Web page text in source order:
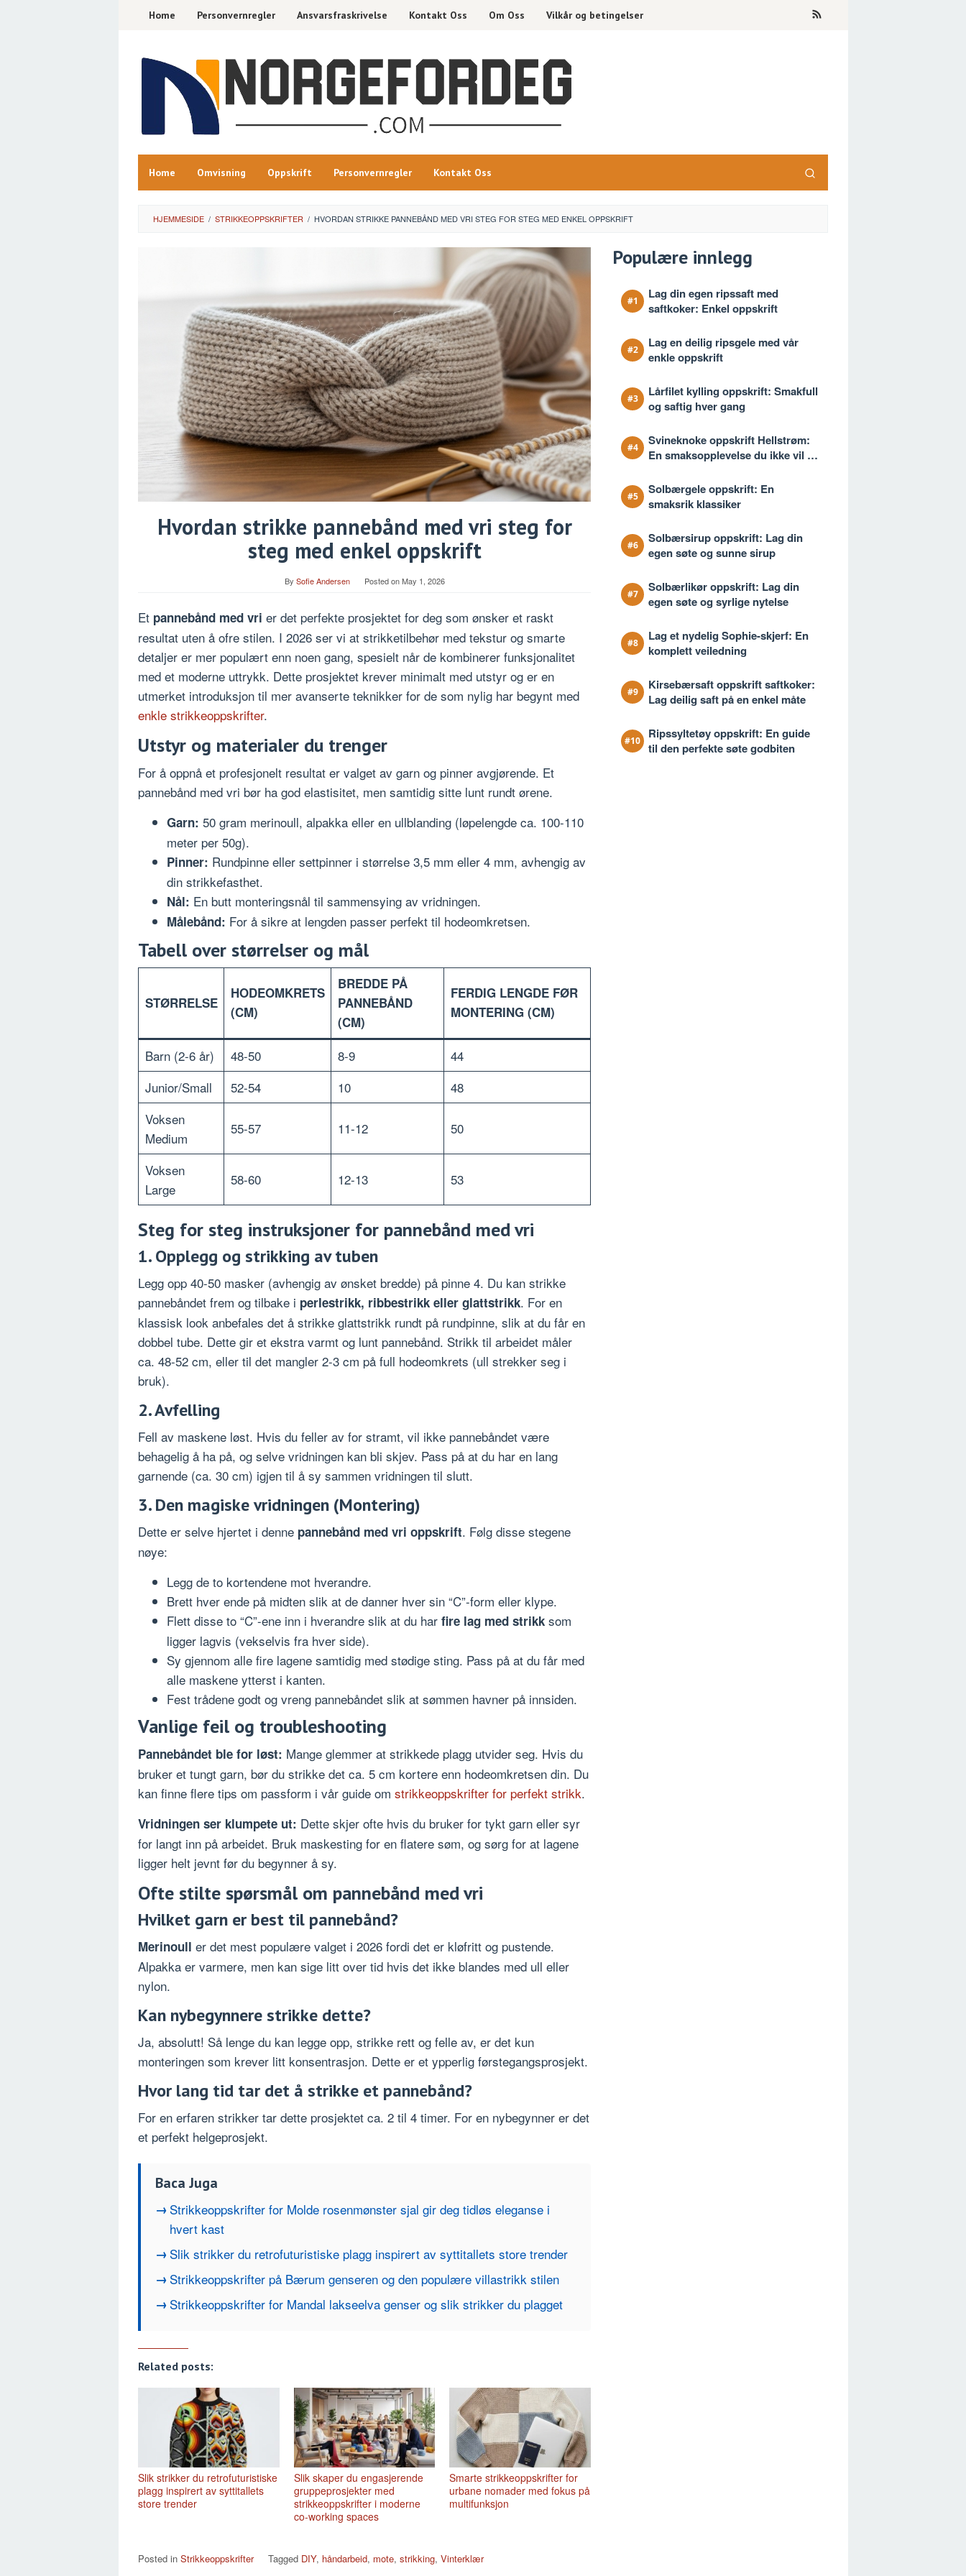
Home Personvernregler Ansvarsfraskrivelse Kontakt Oss Om Oss Vilkår og betingelser
Home Omvisning Oppskrift Personvernregler Kontakt Oss
HJEMMESIDE / STRIKKEOPPSKRIFTER / HVORDAN STRIKKE PANNEBÅND MED VRI STEG FOR STEG MED ENKEL OPPSKRIFT
Hvordan strikke pannebånd med vri steg for
steg med enkel oppskrift
By Sofie Andersen Posted onMay 1, 2026
Et pannebånd med vri er det perfekte prosjektet for deg som ønsker et raskt
resultat uten å ofre stilen. I 2026 ser vi at strikketilbehør med tekstur og smarte
detaljer er mer populært enn noen gang, spesielt når de kombinerer funksjonalitet
med et moderne uttrykk. Dette prosjektet krever minimalt med utstyr og er en
utmerket introduksjon til mer avanserte teknikker for de som nylig har begynt med
enkle strikkeoppskrifter.
Utstyr og materialer du trenger
For å oppnå et profesjonelt resultat er valget av garn og pinner avgjørende. Et
pannebånd med vri bør ha god elastisitet, men samtidig sitte lunt rundt ørene.
Garn: 50 gram merinoull, alpakka eller en ullblanding (løpelengde ca. 100-110
meter per 50g).
Pinner: Rundpinne eller settpinner i størrelse 3,5 mm eller 4 mm, avhengig av
din strikkefasthet.
Nål: En butt monteringsnål til sammensying av vridningen.
Målebånd: For å sikre at lengden passer perfekt til hodeomkretsen.
Tabell over størrelser og mål
STØRRELSE
HODEOMKRETS
(CM)
BREDDE PÅ
PANNEBÅND
(CM)
FERDIG LENGDE FØR
MONTERING (CM)
Barn (2-6 år) 48-50 8-9
44
Junior/Small
52-54 10
48
Voksen
Medium
55-57 11-12 50
Voksen
Large
58-60 12-13 53
Steg for steg instruksjoner for pannebånd med vri
1. Opplegg og strikking av tuben
Legg opp 40-50 masker (avhengig av ønsket bredde) på pinne 4. Du kan strikke
pannebåndet frem og tilbake i perlestrikk, ribbestrikk eller glattstrikk. For en
klassisk look anbefales det å strikke glattstrikk rundt på rundpinne, slik at du får en
dobbel tube. Dette gir et ekstra varmt og lunt pannebånd. Strikk til arbeidet måler
ca. 48-52 cm, eller til det mangler 2-3 cm på full hodeomkrets (ull strekker seg i
bruk).
2. Avfelling
Fell av maskene løst. Hvis du feller av for stramt, vil ikke pannebåndet være
behagelig å ha på, og selve vridningen kan bli skjev. Pass på at du har en lang
garnende (ca. 30 cm) igjen til å sy sammen vridningen til slutt.
3. Den magiske vridningen (Montering)
Dette er selve hjertet i denne pannebånd med vri oppskrift. Følg disse stegene
nøye:
Legg de to kortendene mot hverandre.
Brett hver ende på midten slik at de danner hver sin “C”-form eller klype.
Flett disse to “C”-ene inn i hverandre slik at du har fire lag med strikk som
ligger lagvis (vekselvis fra hver side).
Sy gjennom alle fire lagene samtidig med stødige sting. Pass på at du får med
alle maskene ytterst i kanten.
Fest trådene godt og vreng pannebåndet slik at sømmen havner på innsiden.
Vanlige feil og troubleshooting
Pannebåndet ble for løst: Mange glemmer at strikkede plagg utvider seg. Hvis du
bruker et tungt garn, bør du strikke det ca. 5 cm kortere enn hodeomkretsen din. Du
kan finne flere tips om passform i vår guide om strikkeoppskrifter for perfekt strikk.
Vridningen ser klumpete ut: Dette skjer ofte hvis du bruker for tykt garn eller syr
for langt inn på arbeidet. Bruk maskesting for en flatere søm, og sørg for at lagene
ligger helt jevnt før du begynner å sy.
Ofte stilte spørsmål om pannebånd med vri
Hvilket garn er best til pannebånd?
Merinoull er det mest populære valget i 2026 fordi det er kløfritt og pustende.
Alpakka er varmere, men kan sige litt over tid hvis det ikke blandes med ull eller
nylon.
Kan nybegynnere strikke dette?
Ja, absolutt! Så lenge du kan legge opp, strikke rett og felle av, er det kun
monteringen som krever litt konsentrasjon. Dette er et ypperlig førstegangsprosjekt.
Hvor lang tid tar det å strikke et pannebånd?
For en erfaren strikker tar dette prosjektet ca. 2 til 4 timer. For en nybegynner er det
et perfekt helgeprosjekt.
Baca Juga
Strikkeoppskrifter for Molde rosenmønster sjal gir deg tidløs eleganse i
hvert kast
Slik strikker du retrofuturistiske plagg inspirert av syttitallets store trender
Strikkeoppskrifter på Bærum genseren og den populære villastrikk stilen
Strikkeoppskrifter for Mandal lakseelva genser og slik strikker du plagget
Related posts:
Slik strikker du retrofuturistiske
plagg inspirert av syttitallets
store trender
Slik skaper du engasjerende
gruppeprosjekter med
strikkeoppskrifter i moderne
co-working spaces
Smarte strikkeoppskrifter for
urbane nomader med fokus på
multifunksjon
Posted in Strikkeoppskrifter Tagged DIY, håndarbeid, mote, strikking, Vinterklær
Populære innlegg
Lag din egen ripssaft med
saftkoker: Enkel oppskrift
Lag en deilig ripsgele med vår
enkle oppskrift
Lårfilet kylling oppskrift: Smakfull
og saftig hver gang
Svineknoke oppskrift Hellstrøm:
En smaksopplevelse du ikke vil gå
Solbærgele oppskrift: En
smaksrik klassiker
Solbærsirup oppskrift: Lag din
egen søte og sunne sirup
Solbærlikør oppskrift: Lag din
egen søte og syrlige nytelse
Lag et nydelig Sophie-skjerf: En
komplett veiledning
Kirsebærsaft oppskrift saftkoker:
Lag deilig saft på en enkel måte
Ripssyltetøy oppskrift: En guide
til den perfekte søte godbiten